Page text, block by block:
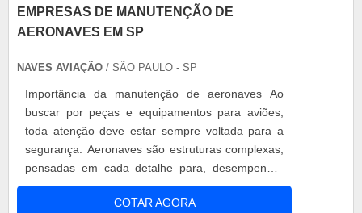
EMPRESAS DE MANUTENÇÃO DE
AERONAVES EM SP
NAVES AVIAÇÃO / SÃO PAULO - SP
Importância da manutenção de aeronaves Ao
buscar por peças e equipamentos para aviões,
toda atenção deve estar sempre voltada para a
segurança. Aeronaves são estruturas complexas,
pensadas em cada detalhe para, desempenhar
de forma segura e eficiente a função para a qual
foram designadas. Quando se trata de empresas
COTAR AGORA